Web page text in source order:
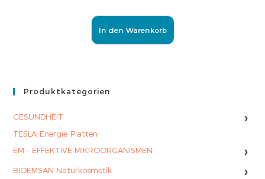
In den Warenkorb
Produktkategorien
GESUNDHEIT ›
TESLA-Energie-Platten
EM – EFFEKTIVE MIKROORGANISMEN
›
BIOEMSAN Naturkosmetik ›